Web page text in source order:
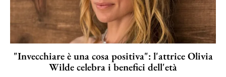
"Invecchiare è una cosa positiva": l'attrice Olivia
Wilde celebra i benefici dell'età